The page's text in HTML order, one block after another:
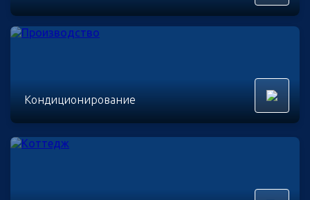
Кондиционирование